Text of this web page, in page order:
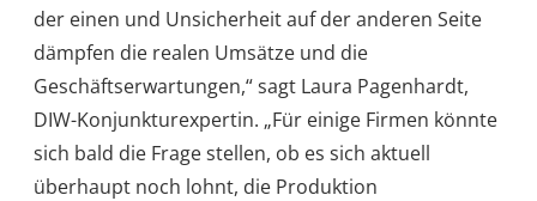
der einen und Unsicherheit auf der anderen Seite
dämpfen die realen Umsätze und die
Geschäftserwartungen,“ sagt Laura Pagenhardt,
DIW-Konjunkturexpertin. „Für einige Firmen könnte
sich bald die Frage stellen, ob es sich aktuell
überhaupt noch lohnt, die Produktion